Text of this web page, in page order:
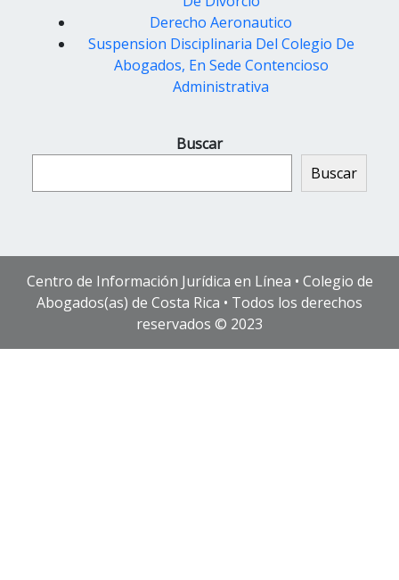
Derecho Aeronautico
Suspension Disciplinaria Del Colegio De
Abogados, En Sede Contencioso
Administrativa
Buscar
Buscar
Centro de Información Jurídica en Línea • Colegio de
Abogados(as) de Costa Rica • Todos los derechos
reservados © 2023